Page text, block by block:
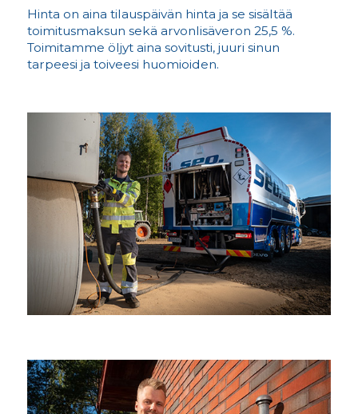
Hinta on aina tilauspäivän hinta ja se sisältää
toimitusmaksun sekä arvonlisäveron 25,5 %.
Toimitamme öljyt aina sovitusti, juuri sinun
tarpeesi ja toiveesi huomioiden.